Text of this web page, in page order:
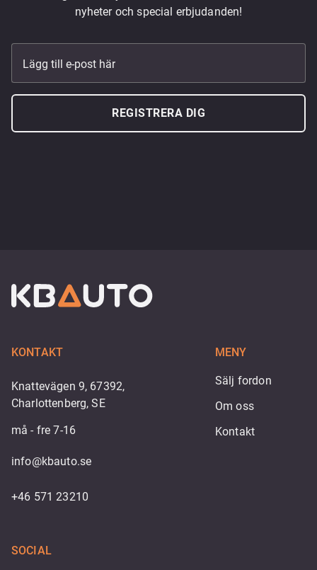
nyheter och special erbjudanden!
Lägg till e-post här
REGISTRERA DIG
KONTAKT
Knattevägen 9, 67392,
Charlottenberg, SE
må - fre 7-16
info@kbauto.se
+46 571 23210
MENY
Sälj fordon
Om oss
Kontakt
SOCIAL